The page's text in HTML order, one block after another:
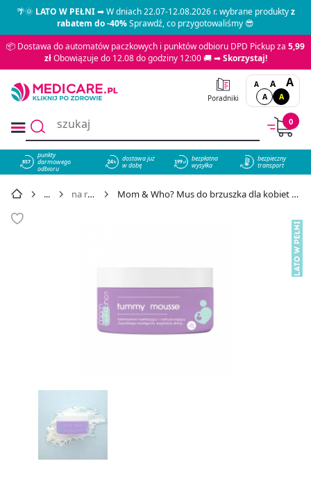
🌴🌞LATO W PEŁNI➡ W dniach 22.07-12.08.2026 r. wybrane produktyz
rabatem do -40%Sprawdź, co przygotowaliśmy 😎
📦 Dostawa do automatów paczkowych i punktów odbioru DPD Pickup za 5,99
złObowiązuje do 12.08 do godziny 12:00 🚚 ➡Skorzystaj!
Poradniki
A A A
A A
0
857
punkty
darmowego
odbioru
dostawa już
w dobę
bezpłatna
wysyłka
bezpieczny
transport
na rozstępy Mom & Who? Mus do brzuszka dla kobiet w ciąży 100 ml - cena 15,29 zł